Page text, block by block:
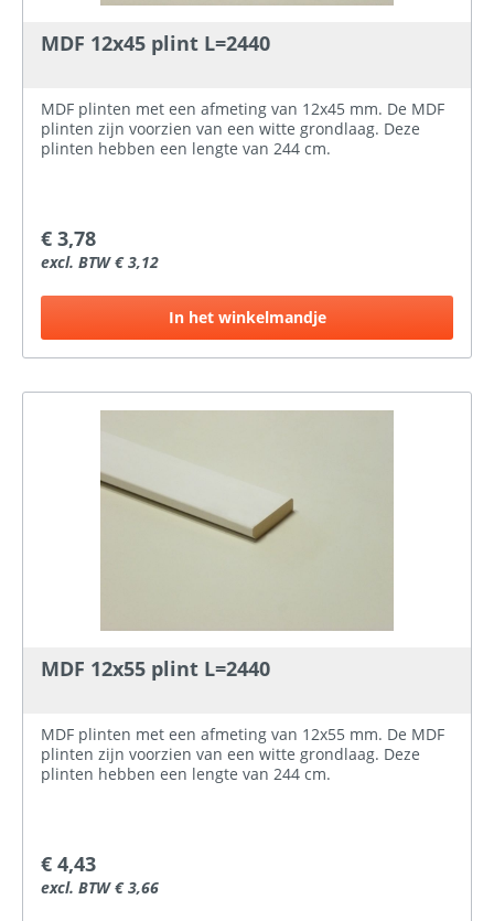
MDF 12x45 plint L=2440
MDF plinten met een afmeting van 12x45 mm. De MDF
plinten zijn voorzien van een witte grondlaag. Deze
plinten hebben een lengte van 244 cm.
€ 3,78
excl. BTW € 3,12
In het winkelmandje
MDF 12x55 plint L=2440
MDF plinten met een afmeting van 12x55 mm. De MDF
plinten zijn voorzien van een witte grondlaag. Deze
plinten hebben een lengte van 244 cm.
€ 4,43
excl. BTW € 3,66